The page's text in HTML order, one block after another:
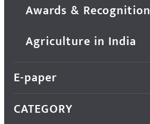
Awards & Recognition
Agriculture in India
E-paper
CATEGORY